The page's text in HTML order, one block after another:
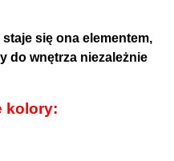
się ona elementem,
do wnętrza niezależnie
kolory: